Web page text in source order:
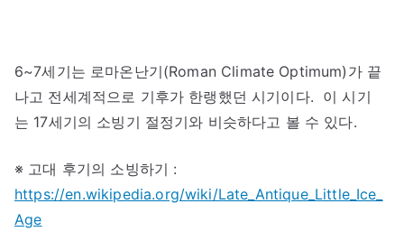
6~7세기는 로마온난기(Roman Climate Optimum)가 끝
나고 전세계적으로 기후가 한랭했던 시기이다. 이 시기
는 17세기의 소빙기 절정기와 비슷하다고 볼 수 있다.
※ 고대 후기의 소빙하기 :
https://en.wikipedia.org/wiki/Late_Antique_Little_Ice_
Age